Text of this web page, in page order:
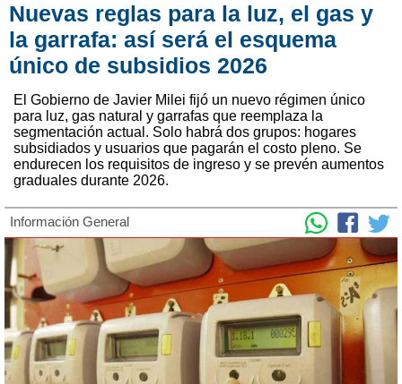
Nuevas reglas para la luz, el gas y
la garrafa: así será el esquema
único de subsidios 2026
El Gobierno de Javier Milei fijó un nuevo régimen único
para luz, gas natural y garrafas que reemplaza la
segmentación actual. Solo habrá dos grupos: hogares
subsidiados y usuarios que pagarán el costo pleno. Se
endurecen los requisitos de ingreso y se prevén aumentos
graduales durante 2026.
Información General